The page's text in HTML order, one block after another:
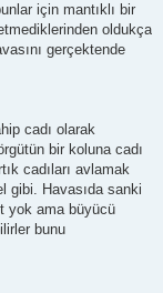
için mantıklı bir
oldukça
gerçektende
cadı olarak
bir koluna cadı
cadıları avlamak
gibi. Havasıda sanki
yok ama büyücü
bunu